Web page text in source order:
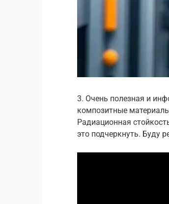
3. Очень полезная и
композитные
Радиационная
это подчеркнуть. Буду